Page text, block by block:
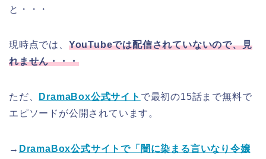
と・・・
現時点では、 YouTubeでは配信されていないので、見
れません・・・
ただ、 DramaBox公式サイト で最初の15話まで無料で
エピソードが公開されています。
→ DramaBox公式サイトで「闇に染まる言いなり令嬢